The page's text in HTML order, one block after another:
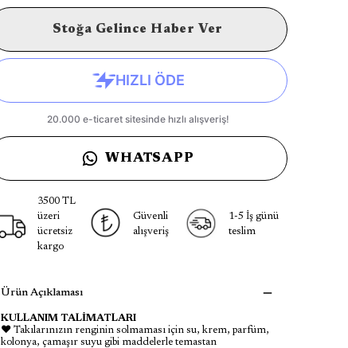
Stoğa Gelince Haber Ver
WHATSAPP
3500 TL
üzeri
ücretsiz
kargo
Güvenli
alışveriş
1-5 İş günü
teslim
Ürün Açıklaması
KULLANIM TALİMATLARI
♥ Takılarınızın renginin solmaması için su, krem, parfüm,
kolonya, çamaşır suyu gibi maddelerle temastan